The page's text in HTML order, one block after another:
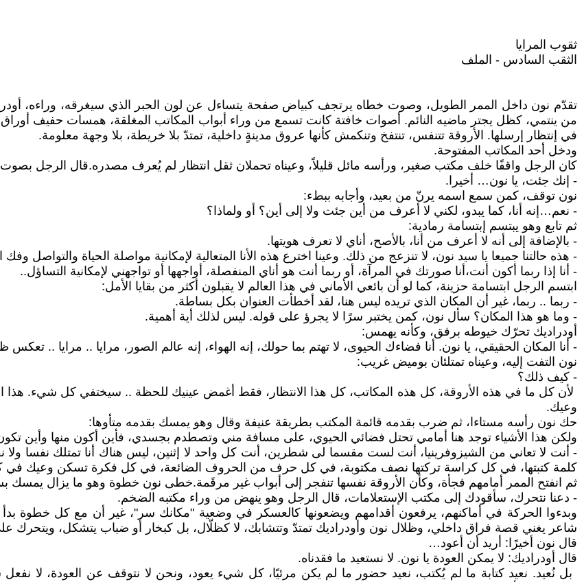
ثقوب المرايا
الثقب السادس - الملف
تقدّم نون داخل الممر الطويل، وصوت خطاه يرتجف كبياض صفحة يتساءل عن لون الحبر الذي سيغرقه، وراءه،
من ينتمي، كظل يجتر ماضيه النائم. أصوات خافتة كانت تسمع من وراء أبواب المكاتب المغلقة، همسات حفيف
في إنتظار إرسلها. الأروقة تتنفس، تنتفخ وتنكمش كأنها عروق مدينةٍ داخلية، تمتدّ بلا خريطة، بلا وجهة معلومة.
ودخل أحد المكاتب المفتوحة.
كان الرجل واقفًا خلف مكتب صغير، ورأسه مائل قليلاً، وعيناه تحملان ثقل انتظار لم يُعرف مصدره. قال الرجل
- إنك جئت، يا نون… أخيرا.
نون توقف، كمن سمع اسمه يرنّ من بعيد، وأجابه ببطء:
- نعم…إنه أنا، كما يبدو، لكني لا أعرف من أين جئت ولا إلى أين؟ أو ولماذا؟
ثم تابع وهو يبتسم إبتسامة رمادية:
- بالإضافة إلى أنه لا أعرف من أنا، بالأصح، أناي لا تعرف هويتها.
- هذه حالتنا جميعا يا سيد نون، لا تنزعج من ذلك. وعينا اخترع هذه الأنا المتعالية لإمكانية مواصلة الحياة والتواصل
- أنا إذا ربما أكون أنت،أنا صورتك في المرآة، أو ربما أنت هو أناي المنفصلة، أواجهها أو تواجهني لإمكانية التساؤل..
ابتسم الرجل ابتسامة حزينة، كما لو أن بائعي الأماني في هذا العالم لا يقبلون أكثر من بقايا الأمل:
- ربما .. ربما، غير أن المكان الذي تريده ليس هنا، لقد أخطأت العنوان بكل بساطة.
- وما هو هذا المكان؟ سأل نون، كمن يختبر سرًا لا يجرؤ على قوله. ليس لذلك أية أهمية.
أودراديك تحرّك خيوطه برفق، وكأنه يهمس:
- أنا المكان الحقيقي، يا نون. أنا فضاءك الحيوى، لا تهتم بما حولك، إنه الهواء، إنه عالم الصور، مرايا .. مرايا .. تعكس
نون التفت إليه، وعيناه تمتلئان بوميض غريب:
- كيف ذلك؟
لأن كل ما في هذه الأروقة، كل هذه المكاتب، كل هذا الانتظار، فقط أغمض عينيك للحظة .. سيختفي كل شيء.
وعيك.
حك نون رأسه مستاءا، ثم ضرب بقدمه قائمة المكتب بطريقة عنيفة وقال وهو يمسك بقدمه متأوها:
ولكن هذا الأشياء توجد هنا أمامي تحتل فضائي الحيوي، على مسافة مني وتصطدم بجسدي، فأين أكون منها وأين
- أنت لا تعاني من الشيزوفرينيا، أنت لست مقسما لى شطرين، أنت كل واحد لا إثنين، ليس هناك أنا تمتلك نفسا
كلمة كتبتها، في كل كراسة تركتها نصف مكتوبة، في كل حرف من الحروف الضائعة، في كل فكرة تسكن وعيك في
ثم انفتح الممر أمامهم فجأة، وكأن الأروقة نفسها تنفجر إلى أبواب غير مرقَمة. خطى نون خطوة وهو ما يزال يمسك
- دعنا نتحرك، سأقودك إلى مكتب الإستعلامات، قال الرجل وهو ينهض من وراء مكتبه الضخم.
وبدءوا الحركة في أماكنهم، يرفعون أقدامهم ويضعونها كالعسكر في وضعية "مكانك سر"، غير أن مع كل خطوة بدأ
شاعر يغني قصة فراق داخلي، وظلال نون وأودراديك تمتدّ وتتشابك، لا كظلّال، بل كبخار أو ضباب يتشكل، ويتحرك
قال نون أخيرًا: أريد أن أعود…
قال أودراديك: لا يمكن العودة يا نون. لا نستعيد ما فقدناه.
بل نُعيد. نعيد كتابة ما لم يُكتب، نعيد حضور ما لم يكن مرئيًا، كل شيء يعود، ونحن لا نتوقف عن العودة،